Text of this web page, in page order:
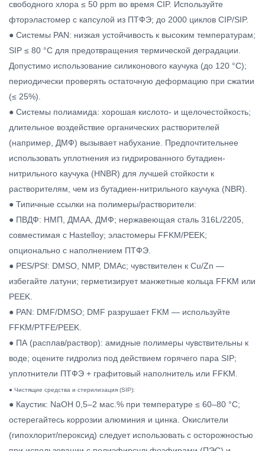
свободного хлора ≤ 50 ppm во время CIP. Используйте
фторэластомер с капсулой из ПТФЭ; до 2000 циклов CIP/SIP.
● Системы PAN: низкая устойчивость к высоким температурам;
SIP ≤ 80 °C для предотвращения термической деградации.
Допустимо использование силиконового каучука (до 120 °C);
периодически проверять остаточную деформацию при сжатии
(≤ 25%).
● Системы полиамида: хорошая кислото- и щелочестойкость;
длительное воздействие органических растворителей
(например, ДМФ) вызывает набухание. Предпочтительнее
использовать уплотнения из гидрированного бутадиен-
нитрильного каучука (HNBR) для лучшей стойкости к
растворителям, чем из бутадиен-нитрильного каучука (NBR).
● Типичные ссылки на полимеры/растворители:
● ПВДФ: НМП, ДМАА, ДМФ; нержавеющая сталь 316L/2205,
совместимая с Hastelloy; эластомеры FFKM/PEEK;
опционально с наполнением ПТФЭ.
● PES/PSf: DMSO, NMP, DMAc; чувствителен к Cu/Zn —
избегайте латуни; герметизирует манжетные кольца FFKM или
PEEK.
● PAN: DMF/DMSO; DMF разрушает FKM — используйте
FFKM/PTFE/PEEK.
● ПА (расплав/раствор): амидные полимеры чувствительны к
воде; оцените гидролиз под действием горячего пара SIP;
уплотнители ПТФЭ + графитовый наполнитель или FFKM.
● Чистящие средства и стерилизация (SIP):
● Каустик: NaOH 0,5–2 мас.% при температуре ≤ 60–80 °C;
остерегайтесь коррозии алюминия и цинка. Окислители
(гипохлорит/пероксид) следует использовать с осторожностью